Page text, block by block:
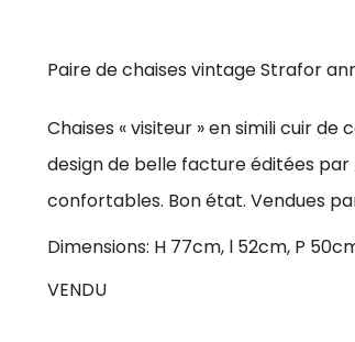
Paire de chaises vintage Strafor
Chaises « visiteur » en simili cuir
design de belle facture éditées
confortables. Bon état. Vendues
Dimensions: H 77cm, l 52cm, P
VENDU